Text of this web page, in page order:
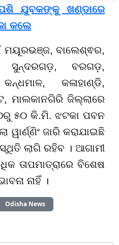
ଯୁବକଙ୍କୁ ଖଣ୍ଡାରେ
କଲେ
ମୟୂରଭଞ୍ଜ, ବାଲେଶ୍ଵର,
ସୁନ୍ଦରଗଡ଼, ବରଗଡ଼,
କଳାହାଣ୍ଡି,
ମାଲକାନଗିରି ଜିଲ୍ଲାରେ
୫୦ କି.ମି. ଝଟକା ପବନ
ଜାରି କରାଯାଇଛି
ଲାଗି ରହିବ । ଆଗାମୀ
ତାପମାତ୍ରାରେ ବିଶେଷ
ନାହିଁ ।
Odisha News